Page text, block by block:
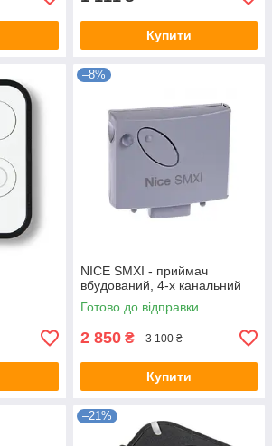
Купити
–8%
NICE SMXI - приймач
вбудований, 4-х канальний
Готово до відправки
2 850 ₴ 3 100 ₴
Купити
–21%